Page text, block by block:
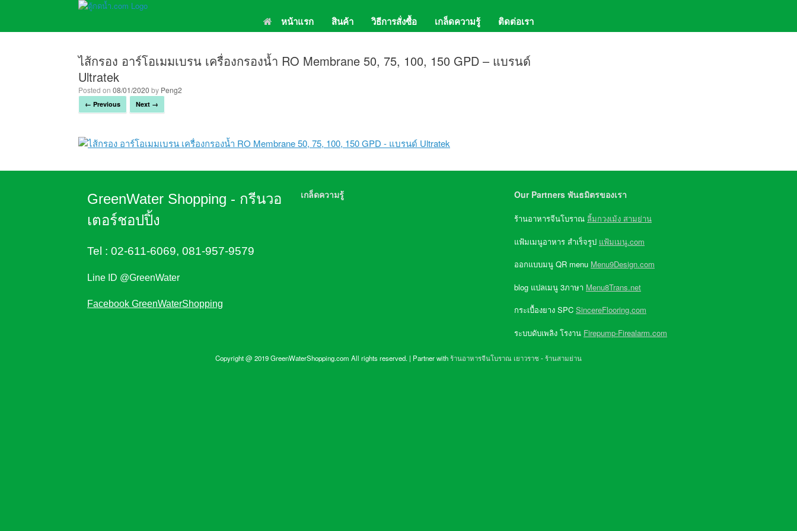
02-611-6069,081-957-9579
Line ID : @Greenwater
หน้าแรก สินค้า วิธีการสั่งซื้อ เกล็ดความรู้ ติดต่อเรา
ไส้กรอง อาร์โอเมมเบรน เครื่องกรองน้ำ RO Membrane 50, 75, 100, 150 GPD – แบรนด์
Ultratek
Posted on 08/01/2020 by Peng2
← Previous Next →
GreenWater Shopping - กรีนวอ
เตอร์ชอปปิ้ง
Tel : 02-611-6069, 081-957-9579
Line ID @GreenWater
Facebook GreenWaterShopping
เกล็ดความรู้ Our Partners พันธมิตรของเรา
ร้านอาหารจีนโบราณ ลิ้มกวงเม้ง สามย่าน
แฟ้มเมนูอาหาร สำเร็จรูป แฟ้มเมนู.com
ออกแบบมนู QR menu Menu9Design.com
blog แปลเมนู 3ภาษา Menu8Trans.net
กระเบื้องยาง SPC SincereFlooring.com
ระบบดับเพลิง โรงาน Firepump-Firealarm.com
Copyright @ 2019 GreenWaterShopping.com All rights reserved. | Partner withร้านอาหารจีนโบราณ เยาวราช-ร้านสามย่าน